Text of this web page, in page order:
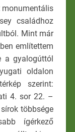
monumentális
családhoz
Mint már
említettem
a gyalogúttól
oldalon
szerint:
4. sor 22. –
többsége
ígérkező